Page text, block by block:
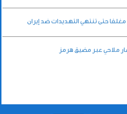
حتى تنتهي التهديدات ضد إيران
ملاحي عبر مضيق هرمز